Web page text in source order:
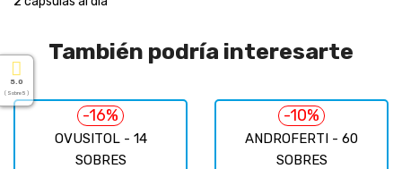
También podría interesarte
OVUSITOL - 14
SOBRES
-16%
ANDROFERTI - 60
SOBRES
-10%
5.0
( Sobre 5 )